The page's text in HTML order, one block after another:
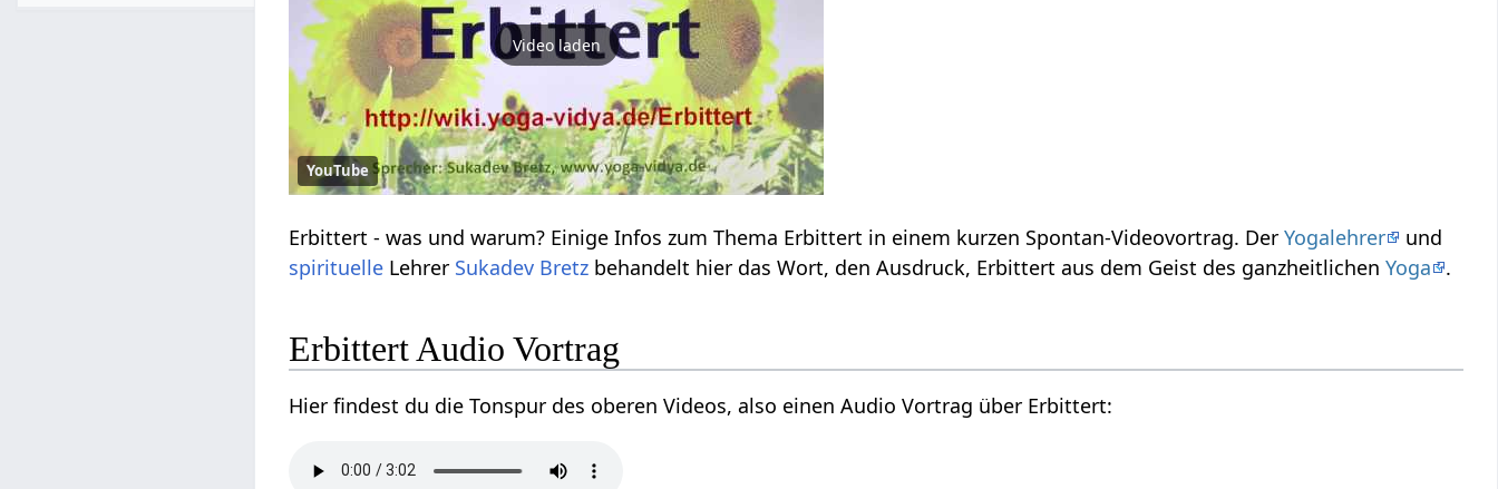
Video laden
YouTube
Erbittert‏‎ - was und warum? Einige Infos zum Thema Erbittert‏‎ in einem kurzen Spontan-Videovortrag. DerYogalehrer
und
spirituelle Lehrer Sukadev Bretz behandelt hier das Wort, den Ausdruck, Erbittert‏‎ aus dem Geist des ganzheitlichenYoga .
Erbittert‏‎ Audio Vortrag
Hier findest du die Tonspur des oberen Videos, also einen Audio Vortrag über Erbittert‏‎: